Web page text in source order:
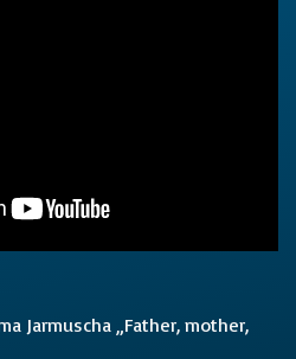
Jarmuscha „Father, mother,